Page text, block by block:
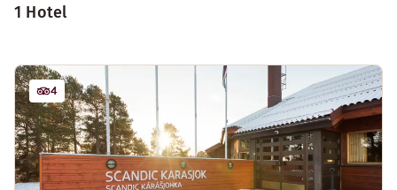
1 Hotel
4